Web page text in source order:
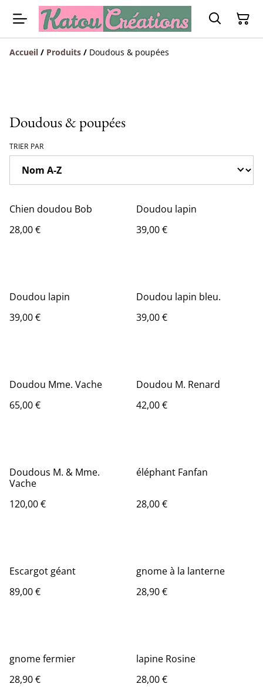
Accueil / Produits / Doudous & poupées
Doudous & poupées
TRIER PAR
Chien doudou Bob
28,00 €
Doudou lapin
39,00 €
Doudou lapin
39,00 €
Doudou lapin bleu.
39,00 €
Doudou Mme. Vache
65,00 €
Doudou M. Renard
42,00 €
Doudous M. & Mme.
Vache
120,00 €
éléphant Fanfan
28,00 €
Escargot géant
89,00 €
gnome à la lanterne
28,90 €
gnome fermier
28,90 €
lapine Rosine
28,00 €